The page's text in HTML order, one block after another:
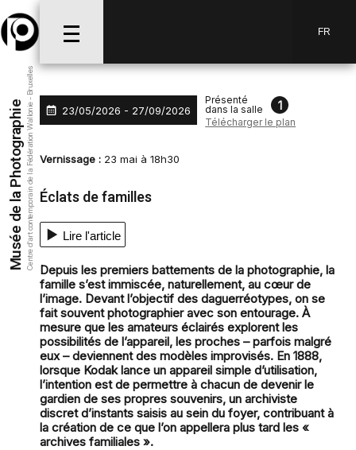
Musée de la PhotographieCentre d’art contemporain de la Fédération Wallonie - Bruxelles
FR
Aller au menu
Aller au contenu
Aller à la recherche
23/05/2026 - 27/09/2026
Présenté
dans la salle
1
Télécharger le plan
Vernissage : 23 mai à 18h30
Éclats de familles
Lire l'article
Depuis les premiers battements de la photographie, la
famille s’est immiscée, naturellement, au cœur de
l’image. Devant l’objectif des daguerréotypes, on se
fait souvent photographier avec son entourage. À
mesure que les amateurs éclairés explorent les
possibilités de l’appareil, les proches – parfois malgré
eux – deviennent des modèles improvisés. En 1888,
lorsque Kodak lance un appareil simple d’utilisation,
l’intention est de permettre à chacun de devenir le
gardien de ses propres souvenirs, un archiviste
discret d’instants saisis au sein du foyer, contribuant à
la création de ce que l’on appellera plus tard les «
archives familiales ».